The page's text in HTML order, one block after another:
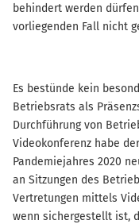
behindert werden
vorliegenden Fall nicht
Es bestünde kein
Betriebsrats als
Durchführung von
Videokonferenz habe
Pandemiejahres 2020
an Sitzungen des
Vertretungen mittels
wenn sichergestellt ist,